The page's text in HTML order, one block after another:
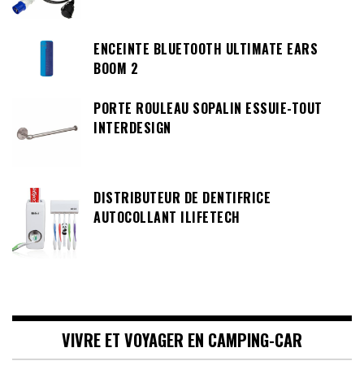
ENCEINTE BLUETOOTH ULTIMATE EARS
BOOM 2
PORTE ROULEAU SOPALIN ESSUIE-TOUT
INTERDESIGN
DISTRIBUTEUR DE DENTIFRICE
AUTOCOLLANT ILIFETECH
VIVRE ET VOYAGER EN CAMPING-CAR